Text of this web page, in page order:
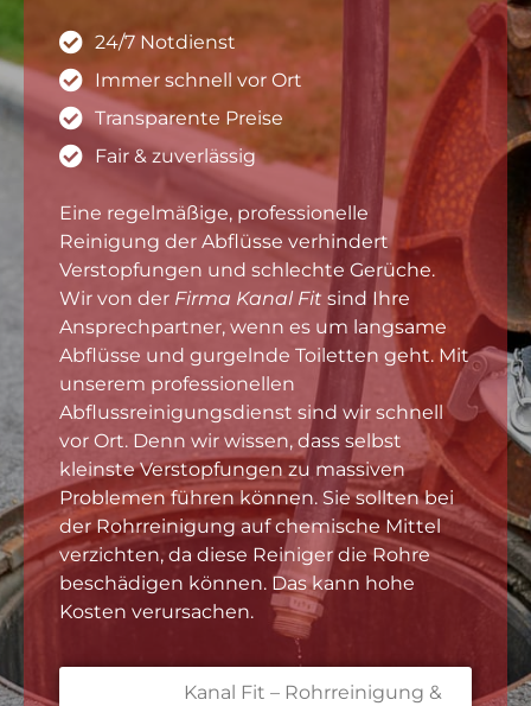
24/7 Notdienst
Immer schnell vor Ort
Transparente Preise
Fair & zuverlässig
Eine regelmäßige, professionelle
Reinigung der Abflüsse verhindert
Verstopfungen und schlechte Gerüche.
Wir von der Firma Kanal Fit sind Ihre
Ansprechpartner, wenn es um langsame
Abflüsse und gurgelnde Toiletten geht. Mit
unserem professionellen
Abflussreinigungsdienst sind wir schnell
vor Ort. Denn wir wissen, dass selbst
kleinste Verstopfungen zu massiven
Problemen führen können. Sie sollten bei
der Rohrreinigung auf chemische Mittel
verzichten, da diese Reiniger die Rohre
beschädigen können. Das kann hohe
Kosten verursachen.
Kanal Fit – Rohrreinigung &